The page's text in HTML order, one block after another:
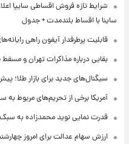
شرایط تازه فروش اقساطی سایپا
ساینا با اقساط بلندمدت + جدول
قابلیت پرطرفدار آیفون راهی
بقایی درباره مذاکرات تهران و
سیگنال‌های جدید برای بازار طلا؛
آمریکا برخی از تحریم‌های مربوط به
قدرت نمایی نوید محمدزاده به
ارزش سهام عدالت برای امروز چهارشنبه ۱۴ مرداد +